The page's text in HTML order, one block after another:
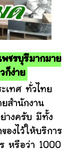
พชรบุรีมากมาย
ก็ง่าย
ทศ ทั่วไทย
สำนักงาน
างครับ มีทั้ง
องไว้ให้บริการ
หรือว่า 1000